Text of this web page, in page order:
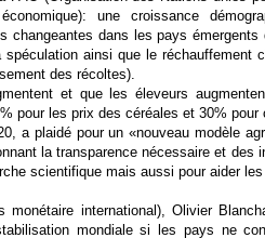
une croissance
changeantes dans les pays émergents
spéculation ainsi que le réchauffement
des récoltes).
et que les éleveurs
pour les prix des céréales et 30%
a plaidé pour un «nouveau modèle
la transparence nécessaire et des
scientifique mais aussi pour aider
monétaire international), Olivier
mondiale si les pays ne